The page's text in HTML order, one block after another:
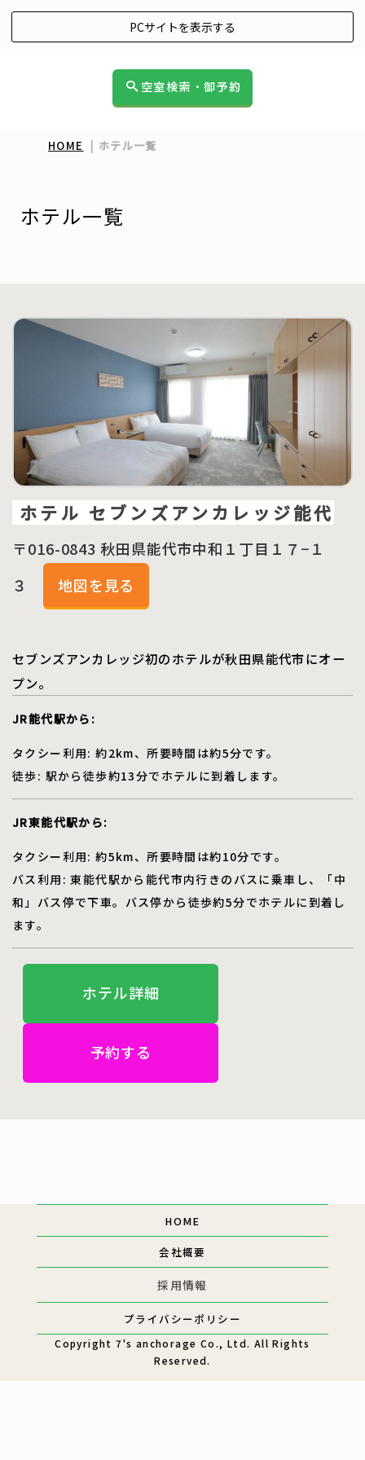
PCサイトを表示する
空室検索・御予約
HOME | ホテル一覧
ホテル一覧
ホテル セブンズアンカレッジ能代
〒016-0843 秋田県能代市中和１丁目１７−１
３
地図を見る
セブンズアンカレッジ初のホテルが秋田県能代市にオー
プン。
JR能代駅から:
タクシー利用: 約2km、所要時間は約5分です。
徒歩: 駅から徒歩約13分でホテルに到着します。
JR東能代駅から:
タクシー利用: 約5km、所要時間は約10分です。
バス利用: 東能代駅から能代市内行きのバスに乗車し、「中
和」バス停で下車。バス停から徒歩約5分でホテルに到着し
ます。
ホテル詳細
予約する
HOME
会社概要
採用情報
プライバシーポリシー
Copyright7's anchorage Co., Ltd. All Rights
Reserved.